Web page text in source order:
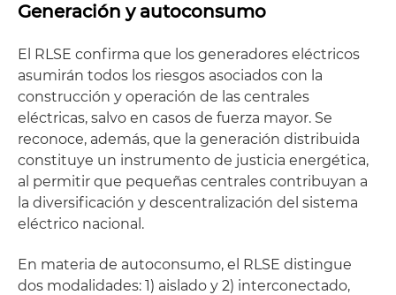
Generación y autoconsumo
El RLSE confirma que los generadores eléctricos
asumirán todos los riesgos asociados con la
construcción y operación de las centrales
eléctricas, salvo en casos de fuerza mayor. Se
reconoce, además, que la generación distribuida
constituye un instrumento de justicia energética,
al permitir que pequeñas centrales contribuyan a
la diversificación y descentralización del sistema
eléctrico nacional.
En materia de autoconsumo, el RLSE distingue
dos modalidades: 1) aislado y 2) interconectado,